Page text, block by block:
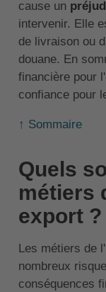
cause un
intervenir. Elle
de livraison ou
douane. En
financière pour
confiance pour
↑ Sommaire
Quels
métiers
export ?
Les métiers de
nombreux
conséquences